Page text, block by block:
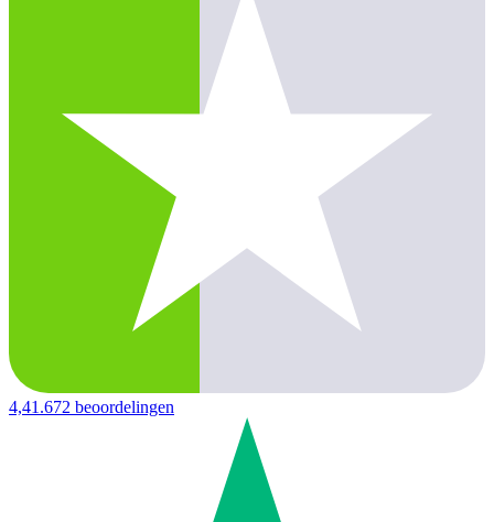
4,41.672 beoordelingen